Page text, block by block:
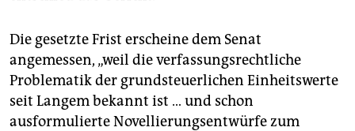
Die gesetzte Frist erscheine dem Senat
angemessen, „weil die verfassungsrechtliche
Problematik der grundsteuerlichen Einheitswerte
seit Langem bekannt ist … und schon
ausformulierte Novellierungsentwürfe zum